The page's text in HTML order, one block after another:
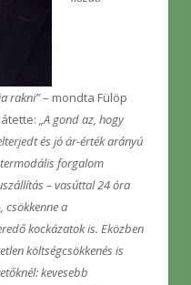
rakni”– mondta Fülöp
„A gond az, hogy
és jó ár-érték arányú
forgalom
– vasúttal 24 óra
csökkenne a
kockázatok is. Eközben
költségcsökkenés is
kevesebb